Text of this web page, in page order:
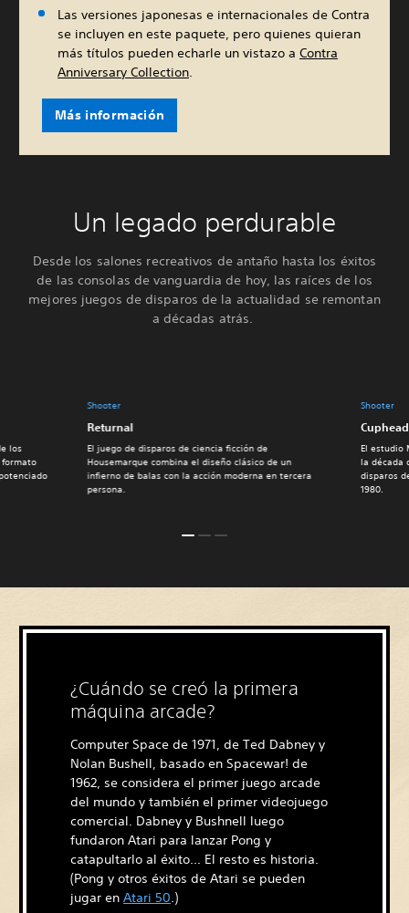
Las versiones japonesas e internacionales de Contra
se incluyen en este paquete, pero quienes quieran
más títulos pueden echarle un vistazo a Contra
Anniversary Collection.
Más información
Un legado perdurable
Desde los salones recreativos de antaño hasta los éxitos
de las consolas de vanguardia de hoy, las raíces de los
mejores juegos de disparos de la actualidad se remontan
a décadas atrás.
Shooter
Returnal
El juego de disparos de ciencia ficción de
Housemarque combina el diseño clásico de un
infierno de balas con la acción moderna en tercera
persona.
Shooter
Cuphead
El estudio
la década
disparos
1980.
los
formato
¿Cuándo se creó la primera
máquina arcade?
Computer Space de 1971, de Ted Dabney y
Nolan Bushell, basado en Spacewar! de
1962, se considera el primer juego arcade
del mundo y también el primer videojuego
comercial. Dabney y Bushnell luego
fundaron Atari para lanzar Pong y
catapultarlo al éxito... El resto es historia.
(Pong y otros éxitos de Atari se pueden
jugar en Atari 50.)